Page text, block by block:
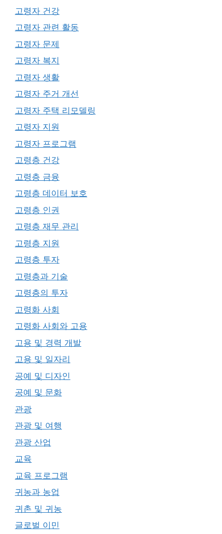
고령자 건강
고령자 관련 활동
고령자 문제
고령자 복지
고령자 생활
고령자 주거 개선
고령자 주택 리모델링
고령자 지원
고령자 프로그램
고령층 건강
고령층 금융
고령층 데이터 보호
고령층 인권
고령층 재무 관리
고령층 지원
고령층 투자
고령층과 기술
고령층의 투자
고령화 사회
고령화 사회와 고용
고용 및 경력 개발
고용 및 일자리
공예 및 디자인
공예 및 문화
관광
관광 및 여행
관광 산업
교육
교육 프로그램
귀농과 농업
귀촌 및 귀농
글로벌 이민